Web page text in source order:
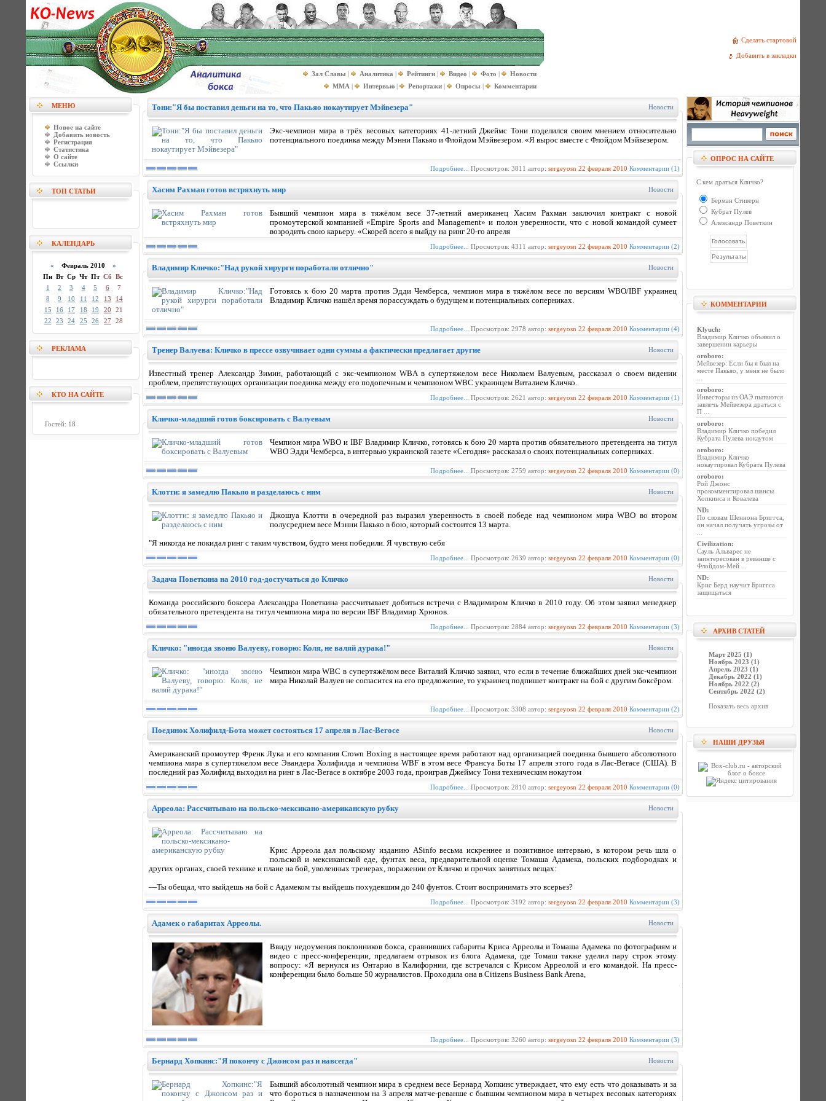
Сделать стартовой
Добавить в закладки
Зал Славы | Аналитика | Рейтинги | Видео | Фото |
Новости
MMA | Интервью | Репортажи | Опросы | Комментарии
МЕНЮ
Новое на сайте
Добавить новость
Регистрация
Статистика
О сайте
Ссылки
ТОП СТАТЬИ
КАЛЕНДАРЬ
« Февраль 2010 »
Пн Вт Ср Чт Пт Сб Вс
1
2 3 4 5 6
7
8
9 10 11 12 13
14
15
16 17 18 19 20
21
22
23 24 25 26 27 28
РЕКЛАМА
КТО НА САЙТЕ
Гостей: 18
Тони:"Я бы поставил деньги на то, что Пакьяо нокаутирует Мэйвезера" Новости
Экс-чемпион мира в трёх весовых категориях 41-летний Джеймс Тони поделился своим мнением относительно
потенциального поединка между Мэнни Пакьяо и Флойдом Мэйвезером. «Я вырос вместе с Флойдом Мэйвезером.
Подробнее... Просмотров: 3811 автор: sergeyosn 22 февраля 2010 Комментарии (1)
Хасим Рахман готов встряхнуть мир Новости
Бывший чемпион мира в тяжёлом весе 37-летний американец Хасим Рахман заключил контракт с новой
промоутерской компанией «Empire Sports and Management» и полон уверенности, что с новой командой сумеет
возродить свою карьеру. «Скорей всего я выйду на ринг 20-го апреля
Подробнее... Просмотров: 4311 автор: sergeyosn 22 февраля 2010 Комментарии (2)
Владимир Кличко:"Над рукой хирурги поработали отлично" Новости
Готовясь к бою 20 марта против Эдди Чемберса, чемпион мира в тяжёлом весе по версиям WBO/IBF украинец
Владимир Кличко нашёл время порассуждать о будущем и потенциальных соперниках.
Подробнее... Просмотров: 2978 автор: sergeyosn 22 февраля 2010 Комментарии (4)
Тренер Валуева: Кличко в прессе озвучивает одни суммы а фактически предлагает другие Новости
Известный тренер Александр Зимин, работающий с экс-чемпионом WBA в супертяжелом весе Николаем Валуевым, рассказал о своем видении
проблем, препятствующих организации поединка между его подопечным и чемпионом WBC украинцем Виталием Кличко.
Подробнее... Просмотров: 2621 автор: sergeyosn 22 февраля 2010 Комментарии (1)
Кличко-младший готов боксировать с Валуевым Новости
Чемпион мира WBO и IBF Владимир Кличко, готовясь к бою 20 марта против обязательного претендента на титул
WBO Эдди Чемберса, в интервью украинской газете «Сегодня» рассказал о своих потенциальных соперниках.
Подробнее... Просмотров: 2759 автор: sergeyosn 22 февраля 2010 Комментарии (0)
Клотти: я замедлю Пакьяо и разделаюсь с ним Новости
Джошуа Клотти в очередной раз выразил уверенность в своей победе над чемпионом мира WBO во втором
полусреднем весе Мэнни Пакьяо в бою, который состоится 13 марта.
"Я никогда не покидал ринг с таким чувством, будто меня победили. Я чувствую себя
Подробнее... Просмотров: 2639 автор: sergeyosn 22 февраля 2010 Комментарии (0)
Задача Поветкина на 2010 год-достучаться до Кличко Новости
Команда российского боксера Александра Поветкина рассчитывает добиться встречи с Владимиром Кличко в 2010 году. Об этом заявил менеджер
обязательного претендента на титул чемпиона мира по версии IBF Владимир Хрюнов.
Подробнее... Просмотров: 2884 автор: sergeyosn 22 февраля 2010 Комментарии (3)
Кличко: "иногда звоню Валуеву, говорю: Коля, не валяй дурака!" Новости
Чемпион мира WBC в супертяжёлом весе Виталий Кличко заявил, что если в течение ближайших дней экс-чемпион
мира Николай Валуев не согласится на его предложение, то украинец подпишет контракт на бой с другим боксёром.
Подробнее... Просмотров: 3308 автор: sergeyosn 22 февраля 2010 Комментарии (2)
Поединок Холифилд-Бота может состояться 17 апреля в Лас-Вегосе Новости
Американский промоутер Френк Лука и его компания Crown Boxing в настоящее время работают над организацией поединка бывшего абсолютного
чемпиона мира в супертяжелом весе Эвандера Холифилда и чемпиона WBF в этом весе Франсуа Боты 17 апреля этого года в Лас-Вегасе (США). В
последний раз Холифилд выходил на ринг в Лас-Вегасе в октябре 2003 года, проиграв Джеймсу Тони техническим нокаутом
Подробнее... Просмотров: 2810 автор: sergeyosn 22 февраля 2010 Комментарии (0)
Арреола: Рассчитываю на польско-мексикано-американскую рубку Новости
Крис Арреола дал польскому изданию ASinfo весьма искреннее и позитивное интервью, в котором речь шла о
польской и мексиканской еде, фунтах веса, предварительной оценке Томаша Адамека, польских подбородках и
других органах, своей технике и плане на бой, уволенных тренерах, поражении от Кличко и прочих занятных вещах:
—Ты обещал, что выйдешь на бой с Адамеком ты выйдешь похудевшим до 240 фунтов. Стоит воспринимать это всерьез?
Подробнее... Просмотров: 3192 автор: sergeyosn 22 февраля 2010 Комментарии (3)
Адамек о габаритах Арреолы. Новости
Ввиду недоумения поклонников бокса, сравнивших габариты Криса Арреолы и Томаша Адамека по фотографиям и
видео с пресс-конференции, предлагаем отрывок из блога Адамека, где Томаш также уделил пару строк этому
вопросу: «Я вернулся из Онтарио в Калифорнии, где встречался с Крисом Арреолой и его командой. На пресс-
конференции было больше 50 журналистов. Проходила она в Citizens Business Bank Arena,
Подробнее... Просмотров: 3260 автор: sergeyosn 22 февраля 2010 Комментарии (3)
Бернард Хопкинс:"Я покончу с Джонсом раз и навсегда" Новости
Бывший абсолютный чемпион мира в среднем весе Бернард Хопкинс утверждает, что ему есть что доказывать и за
что бороться в назначенном на 3 апреля матче-реванше с бывшим чемпионом мира в четырех весовых категориях
ОПРОС НА САЙТЕ
С кем драться Кличко?
Берман Стиверн
Кубрат Пулев
Александр Поветкин
КОММЕНТАРИИ
Klyuch:
Владимир Кличко объявил о
завершении карьеры
oroboro:
Мейвезер: Если бы я был на
месте Пакьяо, у меня не было
oroboro:
Инвесторы из ОАЭ пытаются
завлечь Мейвезера драться с
П ...
oroboro:
Владимир Кличко победил
Кубрата Пулева нокаутом
oroboro:
Владимир Кличко
нокаутировал Кубрата Пулева
oroboro:
Рой Джонс
прокомментировал шансы
Хопкинса и Ковалева
ND:
По словам Шеннона Бриггса,
он начал получать угрозы от
Civilization:
Сауль Альварес не
заинтересован в реванше с
Флойдом-Мей ...
ND:
Крис Берд научит Бриггса
защищаться
АРХИВ СТАТЕЙ
Март 2025 (1)
Ноябрь 2023 (1)
Апрель 2023 (1)
Декабрь 2022 (1)
Ноябрь 2022 (2)
Сентябрь 2022 (2)
Показать весь архив
НАШИ ДРУЗЬЯ